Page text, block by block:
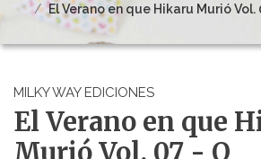
El Verano en que Hikaru Murió Vol.
MILKY WAY EDICIONES
El Verano en que